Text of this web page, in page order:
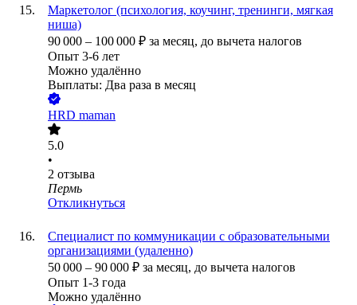
Маркетолог (психология, коучинг, тренинги, мягкая
ниша)
90 000 – 100 000 ₽ за месяц, до вычета налогов
Опыт 3-6 лет
Можно удалённо
Выплаты: Два раза в месяц
HRD maman
5.0
•
2 отзыва
Пермь
Откликнуться
Специалист по коммуникации с образовательными
организациями (удаленно)
50 000 – 90 000 ₽ за месяц, до вычета налогов
Опыт 1-3 года
Можно удалённо